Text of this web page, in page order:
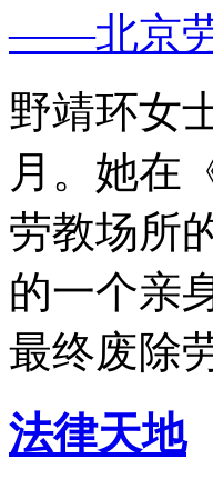
——北京劳
野靖环女
月。她在
劳教场所
的一个亲
最终废除
法律天地